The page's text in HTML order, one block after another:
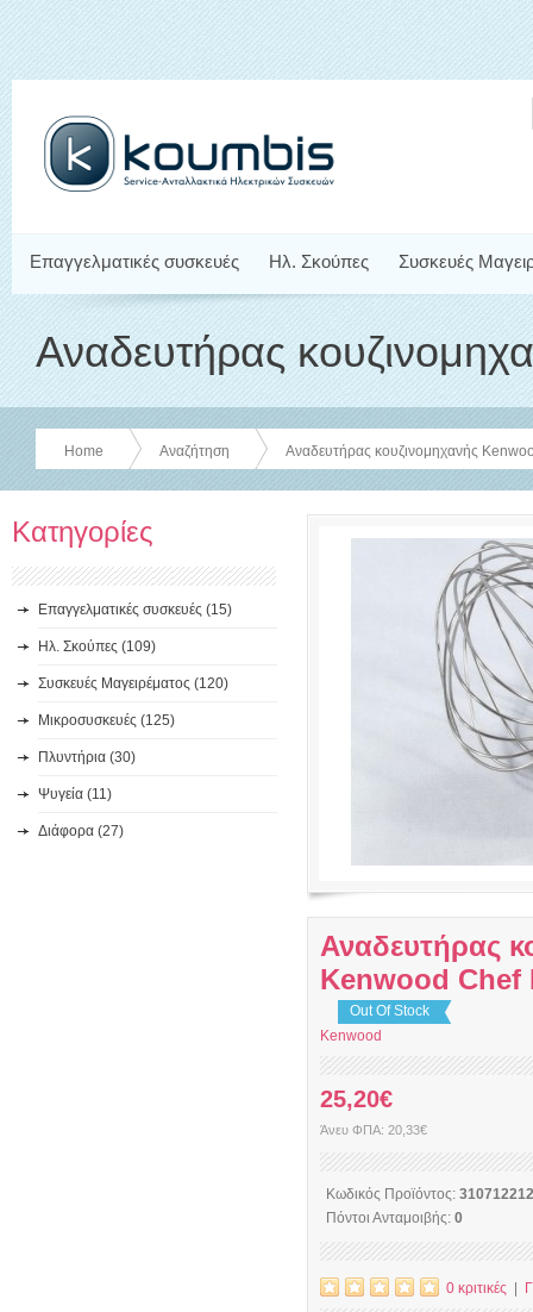
Επαγγελματικές συσκευές Ηλ. Σκούπες Συσκευές
Αναδευτήρας
Home Αναζήτηση Αναδευτήρας κουζινομηχανής
Κατηγορίες
Επαγγελματικές συσκευές (15)
Ηλ. Σκούπες (109)
Συσκευές Μαγειρέματος (120)
Μικροσυσκευές (125)
Πλυντήρια (30)
Ψυγεία (11)
Διάφορα (27)
Αναδευτήρας
Kenwood Chef
Out Of Stock
Kenwood
25,20€
Άνευ ΦΠΑ: 20,33€
Κωδικός Προϊόντος: 310712212
Πόντοι Ανταμοιβής: 0
0 κριτικές